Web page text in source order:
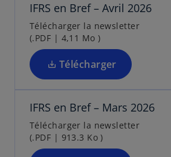
IFRS en Bref – Avril 2026
Télécharger la newsletter
(.PDF | 4,11 Mo )
Télécharger
n
s
u
n
n
v
e
l
IFRS en Bref – Mars 2026
Télécharger la newsletter
(.PDF | 913.3 Ko )
o
u
v
e
d
n
s
u
s
o
u
v